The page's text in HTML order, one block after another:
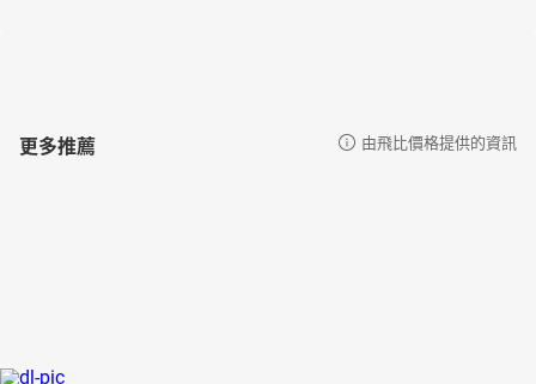
更多推薦 由飛比價格提供的資訊